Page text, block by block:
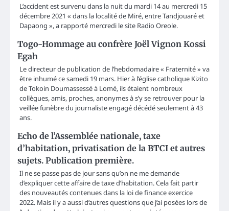
L’accident est survenu dans la nuit du mardi 14 au mercredi 15
décembre 2021 « dans la localité de Miré, entre Tandjouaré et
Dapaong », a rapporté mercredi le site Radio Oreole.
Togo-Hommage au confrère Joël Vignon Kossi
Egah
Le directeur de publication de l’hebdomadaire « Fraternité » va
être inhumé ce samedi 19 mars. Hier à l’église catholique Kizito
de Tokoin Doumassessé à Lomé, ils étaient nombreux
collègues, amis, proches, anonymes à s’y se retrouver pour la
veillée funèbre du journaliste engagé décédé seulement à 43
ans.
Echo de l’Assemblée nationale, taxe
d’habitation, privatisation de la BTCI et autres
sujets. Publication première.
Il ne se passe pas de jour sans qu’on ne me demande
d’expliquer cette affaire de taxe d’habitation. Cela fait partir
des nouveautés contenues dans la loi de finance exercice
2022. Mais il y a aussi d’autres questions que j’ai posées lors de